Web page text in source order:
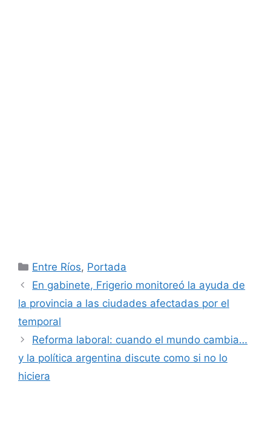
Categorías
Entre Ríos, Portada
En gabinete, Frigerio monitoreó la ayuda de
la provincia a las ciudades afectadas por el
temporal
Reforma laboral: cuando el mundo cambia…
y la política argentina discute como si no lo
hiciera